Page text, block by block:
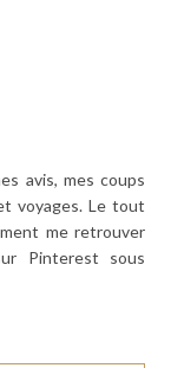
avis, mes coups
voyages. Le tout
me retrouver
Pinterest sous